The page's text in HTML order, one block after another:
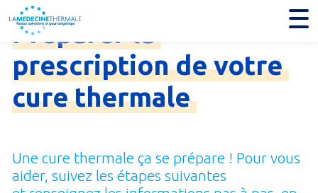
Préparer
prescriptiondevotre
curethermale
Une cure thermale ça se prépare ! Pour vous
aider, suivez les étapes suivantes